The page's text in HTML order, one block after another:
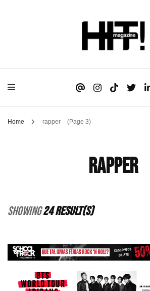
HIT!Magazine
Home rapper (Page 3)
rapper
Showing24 Result(s)